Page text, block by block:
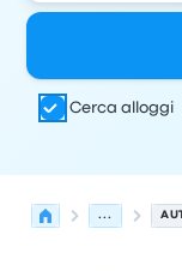
Cerca alloggi
...